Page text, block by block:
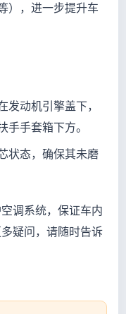
），进一步提升车
发动机引擎盖下，
手套箱下方。
状态，确保其未磨
调系统，保证车内
疑问，请随时告诉